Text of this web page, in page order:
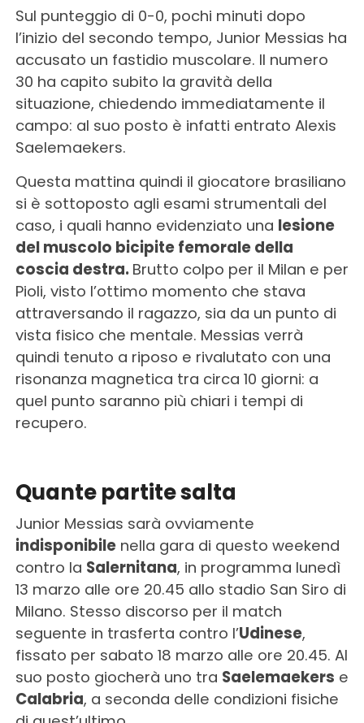
Sul punteggio di 0-0, pochi minuti dopo
l’inizio del secondo tempo, Junior Messias ha
accusato un fastidio muscolare. Il numero
30 ha capito subito la gravità della
situazione, chiedendo immediatamente il
campo: al suo posto è infatti entrato Alexis
Saelemaekers.
Questa mattina quindi il giocatore brasiliano
si è sottoposto agli esami strumentali del
caso, i quali hanno evidenziato una lesione
del muscolo bicipite femorale della
coscia destra. Brutto colpo per il Milan e per
Pioli, visto l’ottimo momento che stava
attraversando il ragazzo, sia da un punto di
vista fisico che mentale. Messias verrà
quindi tenuto a riposo e rivalutato con una
risonanza magnetica tra circa 10 giorni: a
quel punto saranno più chiari i tempi di
recupero.
Quante partite salta
Junior Messias sarà ovviamente
indisponibilenella gara di questo weekend
contro la Salernitana, in programma lunedì
13 marzo alle ore 20.45 allo stadio San Siro di
Milano. Stesso discorso per il match
seguente in trasferta contro l’Udinese,
fissato per sabato 18 marzo alle ore 20.45. Al
suo posto giocherà uno tra Saelemaekers e
Calabria, a seconda delle condizioni fisiche